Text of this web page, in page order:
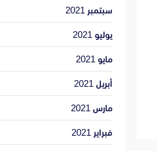
سبتمبر 2021
يوليو 2021
مايو 2021
أبريل 2021
مارس 2021
فبراير 2021